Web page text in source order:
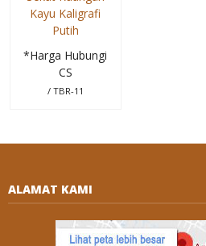
Kayu Kaligrafi
Putih
*Harga Hubungi
CS
/ TBR-11
ALAMAT KAMI